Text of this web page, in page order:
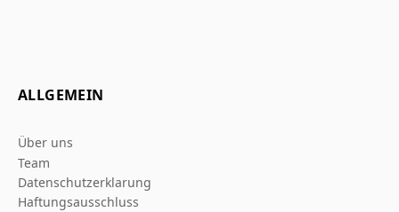
ALLGEMEIN
Über uns
Team
Datenschutzerklarung
Haftungsausschluss